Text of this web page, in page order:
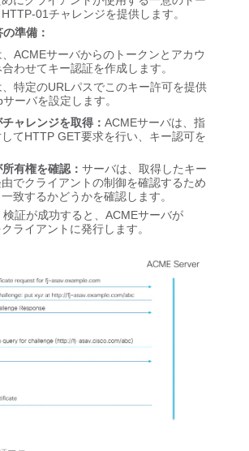
01チャレンジを提供します。
準備：
ACMEサーバからのトークンとアカウ
わせてキー認証を作成します。
特定のURLパスでこのキー許可を提供
ーバを設定します。
ャレンジを取得： ACMEサーバは、指
てHTTP GET要求を行い、キー認可を
有権を確認： サーバは、取得したキー
でクライアントの制御を確認するため
致するかどうかを確認します。
検証が成功すると、ACMEサーバが
ライアントに発行します。